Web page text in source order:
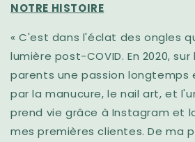
NOTRE HISTOIRE
« C'est dans l'éclat des ongles
lumière post-COVID. En 2020,
parents une passion longtemps
par la manucure, le nail art, et
prend vie grâce à Instagram et
mes premières clientes. De ma